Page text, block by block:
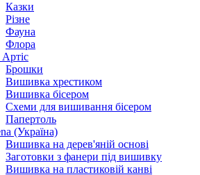
Казки
Різне
Фауна
Флора
Брошки
Вишивка хрестиком
Вишивка бісером
Схеми для вишивання бісером
Папертоль
(Україна)
Вишивка на дерев'яній основі
Заготовки з фанери під вишивку
Вишивка на пластиковій канві